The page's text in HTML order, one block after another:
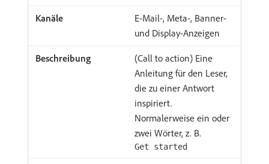
E-Mail-, Meta-, Banner-
und Display-Anzeigen
(Call to action) Eine
Anleitung für den Leser,
die zu einer Antwort
inspiriert.
Normalerweise ein oder
zwei Wörter, z. B.
Get started